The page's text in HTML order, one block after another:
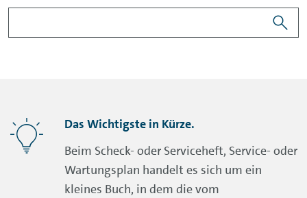
Das Wichtigste in Kürze.
Beim Scheck- oder Serviceheft, Service- oder
Wartungsplan handelt es sich um ein
kleines Buch, in dem die vom